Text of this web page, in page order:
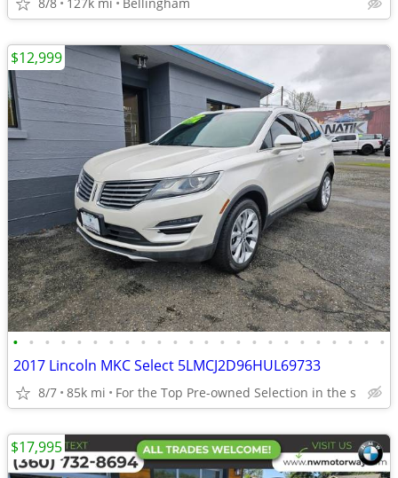
• • • • • • • • • • • • • • • • • • • • • • • •
2017 Lincoln MKC Select 5LMCJ2D96HUL69733
8/7 85k mi For the Top Pre-owned Selection in the s
$12,999
$17,995